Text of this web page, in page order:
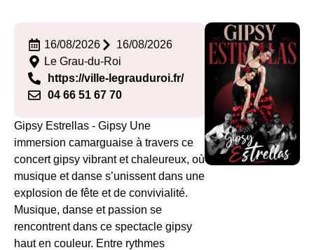
16/08/2026
16/08/2026
Le Grau-du-Roi
https://ville-legrauduroi.fr/
04 66 51 67 70
Gipsy Estrellas - Gipsy Une
immersion camarguaise à travers ce
concert gipsy vibrant et chaleureux, où
musique et danse s’unissent dans une
explosion de fête et de convivialité.
Musique, danse et passion se
rencontrent dans ce spectacle gipsy
haut en couleur. Entre rythmes